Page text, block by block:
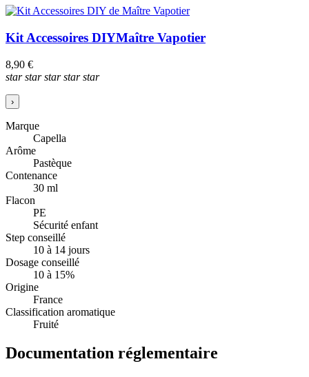
Kit Accessoires DIYMaître Vapotier
8,90 €
starstarstarstarstar
›
Marque
Capella
Arôme
Pastèque
Contenance
30 ml
Flacon
PE
Sécurité enfant
Step conseillé
10 à 14 jours
Dosage conseillé
10 à 15%
Origine
France
Classification aromatique
Fruité
Documentation réglementaire